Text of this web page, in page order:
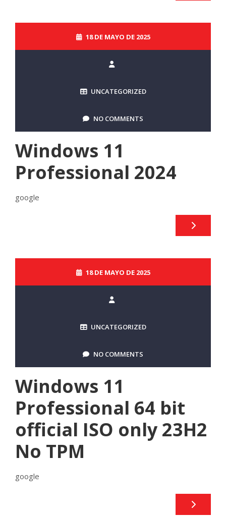
18 DE MAYO DE 2025
UNCATEGORIZED
NO COMMENTS
Windows 11
Professional 2024
google
18 DE MAYO DE 2025
UNCATEGORIZED
NO COMMENTS
Windows 11
Professional 64 bit
official ISO only 23H2
No TPM
google